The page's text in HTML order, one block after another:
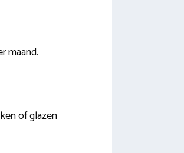
maand.
of glazen